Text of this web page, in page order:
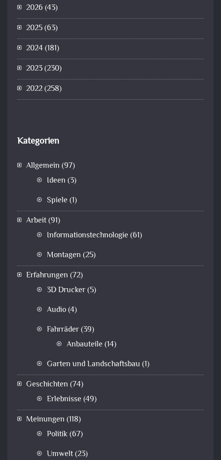
2026 (43)
2025(63)
2024(181)
2023(230)
2022(258)
Kategorien
Allgemein (97)
Ideen (3)
Spiele (1)
Arbeit(91)
Informationstechnologie (61)
Montagen (25)
Erfahrungen (72)
3D Drucker(5)
Audio(4)
Fahrräder(39)
Anbauteile (14)
Garten und Landschaftsbau (1)
Geschichten (74)
Erlebnisse (49)
Meinungen (118)
Politik(67)
Umwelt(23)